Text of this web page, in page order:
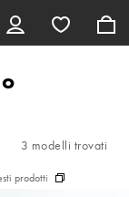
3 modelli trovati
prodotti